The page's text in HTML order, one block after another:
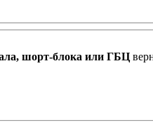
шорт-блока или ГБЦ